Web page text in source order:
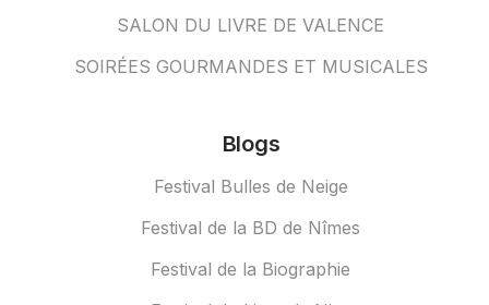
SALON DU LIVRE DE VALENCE
SOIRÉES GOURMANDES ET MUSICALES
Blogs
Festival Bulles de Neige
Festival de la BD de Nîmes
Festival de la Biographie